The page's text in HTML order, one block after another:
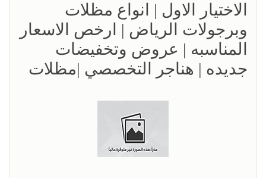
الاختيار الاول | انواع مظلات
وبرجولات الرياض | ارخص الاسعار
المناسبه | عروض وتخفيضات
جديده | هناجر التخصصي |مظلات